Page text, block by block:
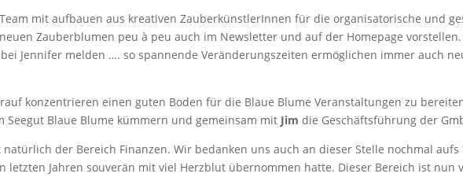
mit aufbauen aus kreativen ZauberkünstlerInnen für die organisatorische und
Zauberblumen peu à peu auch im Newsletter und auf der Homepage
Jennifer melden …. so spannende Veränderungszeiten ermöglichen immer auch
konzentrieren einen guten Boden für die Blaue Blume Veranstaltungen zu
Seegut Blaue Blume kümmern und gemeinsam mit Jim die Geschäftsführung der
der Bereich Finanzen. Wir bedanken uns auch an dieser Stelle nochmal aufs
letzten Jahren souverän mit viel Herzblut übernommen hatte. Dieser Bereich ist nun